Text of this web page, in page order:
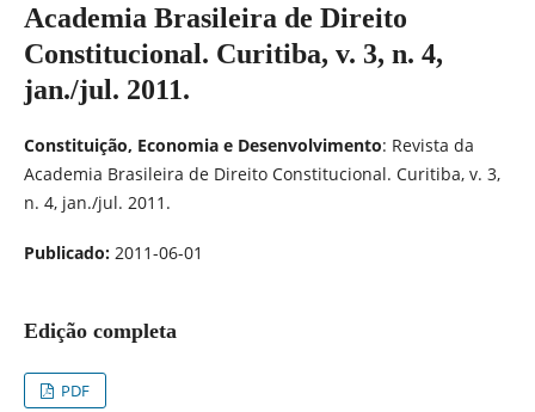
Academia Brasileira de Direito
Constitucional. Curitiba, v. 3, n. 4,
jan./jul. 2011.
Constituição, Economia e Desenvolvimento: Revista da
Academia Brasileira de Direito Constitucional. Curitiba, v. 3,
n. 4, jan./jul. 2011.
Publicado: 2011-06-01
Edição completa
PDF